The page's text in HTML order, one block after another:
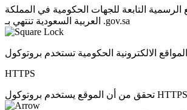
الرسمية التابعة للجهات الحكومية في المملكة
العربية السعودية تنتهي بـ .gov.sa
المواقع الالكترونية الحكومية تستخدم بروتوكول
HTTPS
تحقق من أن الموقع يستخدم بروتوكول HTTPS